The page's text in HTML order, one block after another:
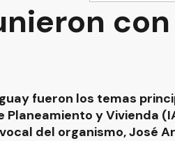
fueron los temas
y Vivienda
del organismo, José